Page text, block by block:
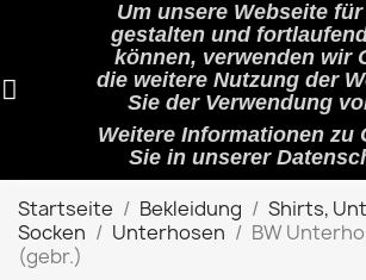
Um unsere Webseite
gestalten und
können, verwenden wir
die weitere Nutzung der
Sie der Verwendung
Weitere Informationen zu
Sie in unserer
Startseite Bekleidung
Shirts,
Socken
Unterhosen
BW
(gebr.)